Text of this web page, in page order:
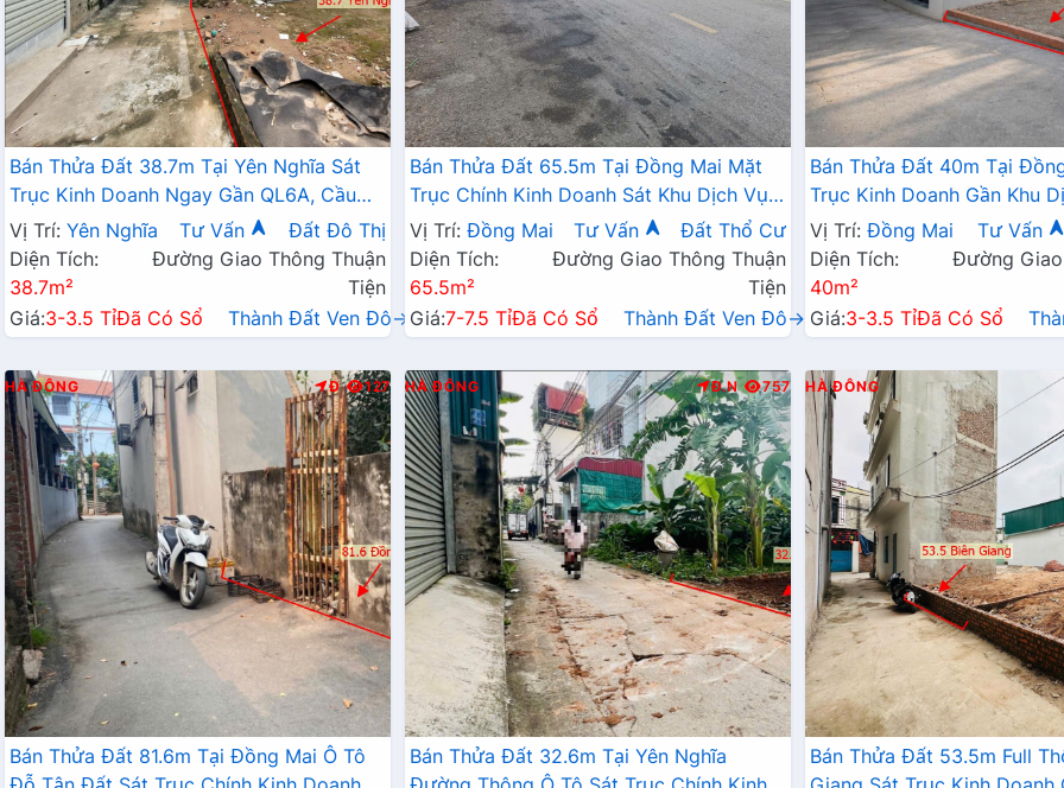
Bán Thửa Đất 38.7m Tại Yên Nghĩa Sát
Trục Kinh Doanh Ngay Gần QL6A, Cầu
Mai Lĩnh Đang Mở Rộng
Vị Trí: Yên Nghĩa Tư Vấn
Đất Đô Thị
Diện Tích:
38.7m²
Đường Giao Thông Thuận
Tiện
Giá:3-3.5 TỉĐã Có Sổ Thành Đất Ven Đô→
Bán Thửa Đất 65.5m Tại Đồng Mai Mặt
Trục Chính Kinh Doanh Sát Khu Dịch Vụ
Sinh Thái Đồng Mai
Vị Trí: Đồng Mai Tư Vấn
Đất Thổ Cư
Diện Tích:
65.5m²
Đường Giao Thông Thuận
Tiện
Giá:7-7.5 TỉĐã Có Sổ Thành Đất Ven Đô→
Bán Thửa Đất 40m Tại
Trục Kinh Doanh Gần Khu
Thái Đồng Mai
Vị Trí: Đồng Mai Tư Vấn
Diện Tích:
40m²
Đường
Giá:3-3.5 TỉĐã Có Sổ
HÀ ĐÔNG Đ 127
Bán Thửa Đất 81.6m Tại Đồng Mai Ô Tô
HÀ ĐÔNG Đ.N 757
Bán Thửa Đất 32.6m Tại Yên Nghĩa
HÀ ĐÔNG
Bán Thửa Đất 53.5m Full